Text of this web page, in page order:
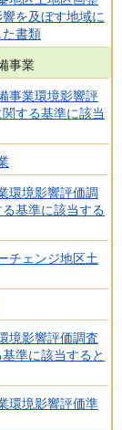
を及ぼす地域に
書類
事業
事業環境影響評
する基準に該当
環境影響評価調
基準に該当する
チェンジ地区土
境影響評価調査
準に該当すると
環境影響評価準